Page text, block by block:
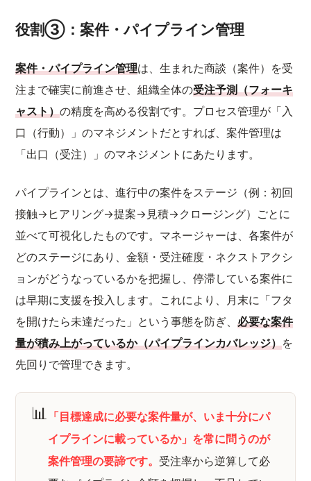
役割③：案件・パイプライン管理
案件・パイプライン管理は、生まれた商談（案件）を受
注まで確実に前進させ、組織全体の受注予測（フォーキ
ャスト）の精度を高める役割です。プロセス管理が「入
口（行動）」のマネジメントだとすれば、案件管理は
「出口（受注）」のマネジメントにあたります。
パイプラインとは、進行中の案件をステージ（例：初回
接触→ヒアリング→提案→見積→クロージング）ごとに
並べて可視化したものです。マネージャーは、各案件が
どのステージにあり、金額・受注確度・ネクストアクシ
ョンがどうなっているかを把握し、停滞している案件に
は早期に支援を投入します。これにより、月末に「フタ
を開けたら未達だった」という事態を防ぎ、必要な案件
量が積み上がっているか（パイプラインカバレッジ）を
先回りで管理できます。
📊 「目標達成に必要な案件量が、いま十分にパ
イプラインに載っているか」を常に問うのが
案件管理の要諦です。 受注率から逆算して必